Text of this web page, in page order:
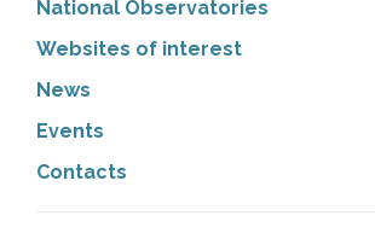
National Observatories
Websites of interest
News
Events
Contacts